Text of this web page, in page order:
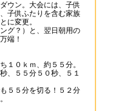
ウン。大会には、子供
子供ふたりを含む家族
に変更。
グ？）と、翌日朝用の
端！
１０ｋｍ、約５５分。
、５５分５０秒、５１
５５分を切る！５２分